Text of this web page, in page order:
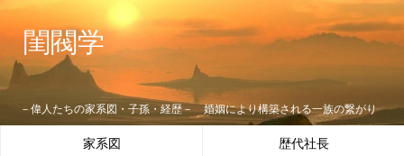
閨閥学
－偉人たちの家系図・子孫・経歴－ 婚姻により構築される一族の繋がり
家系図 歴代社長